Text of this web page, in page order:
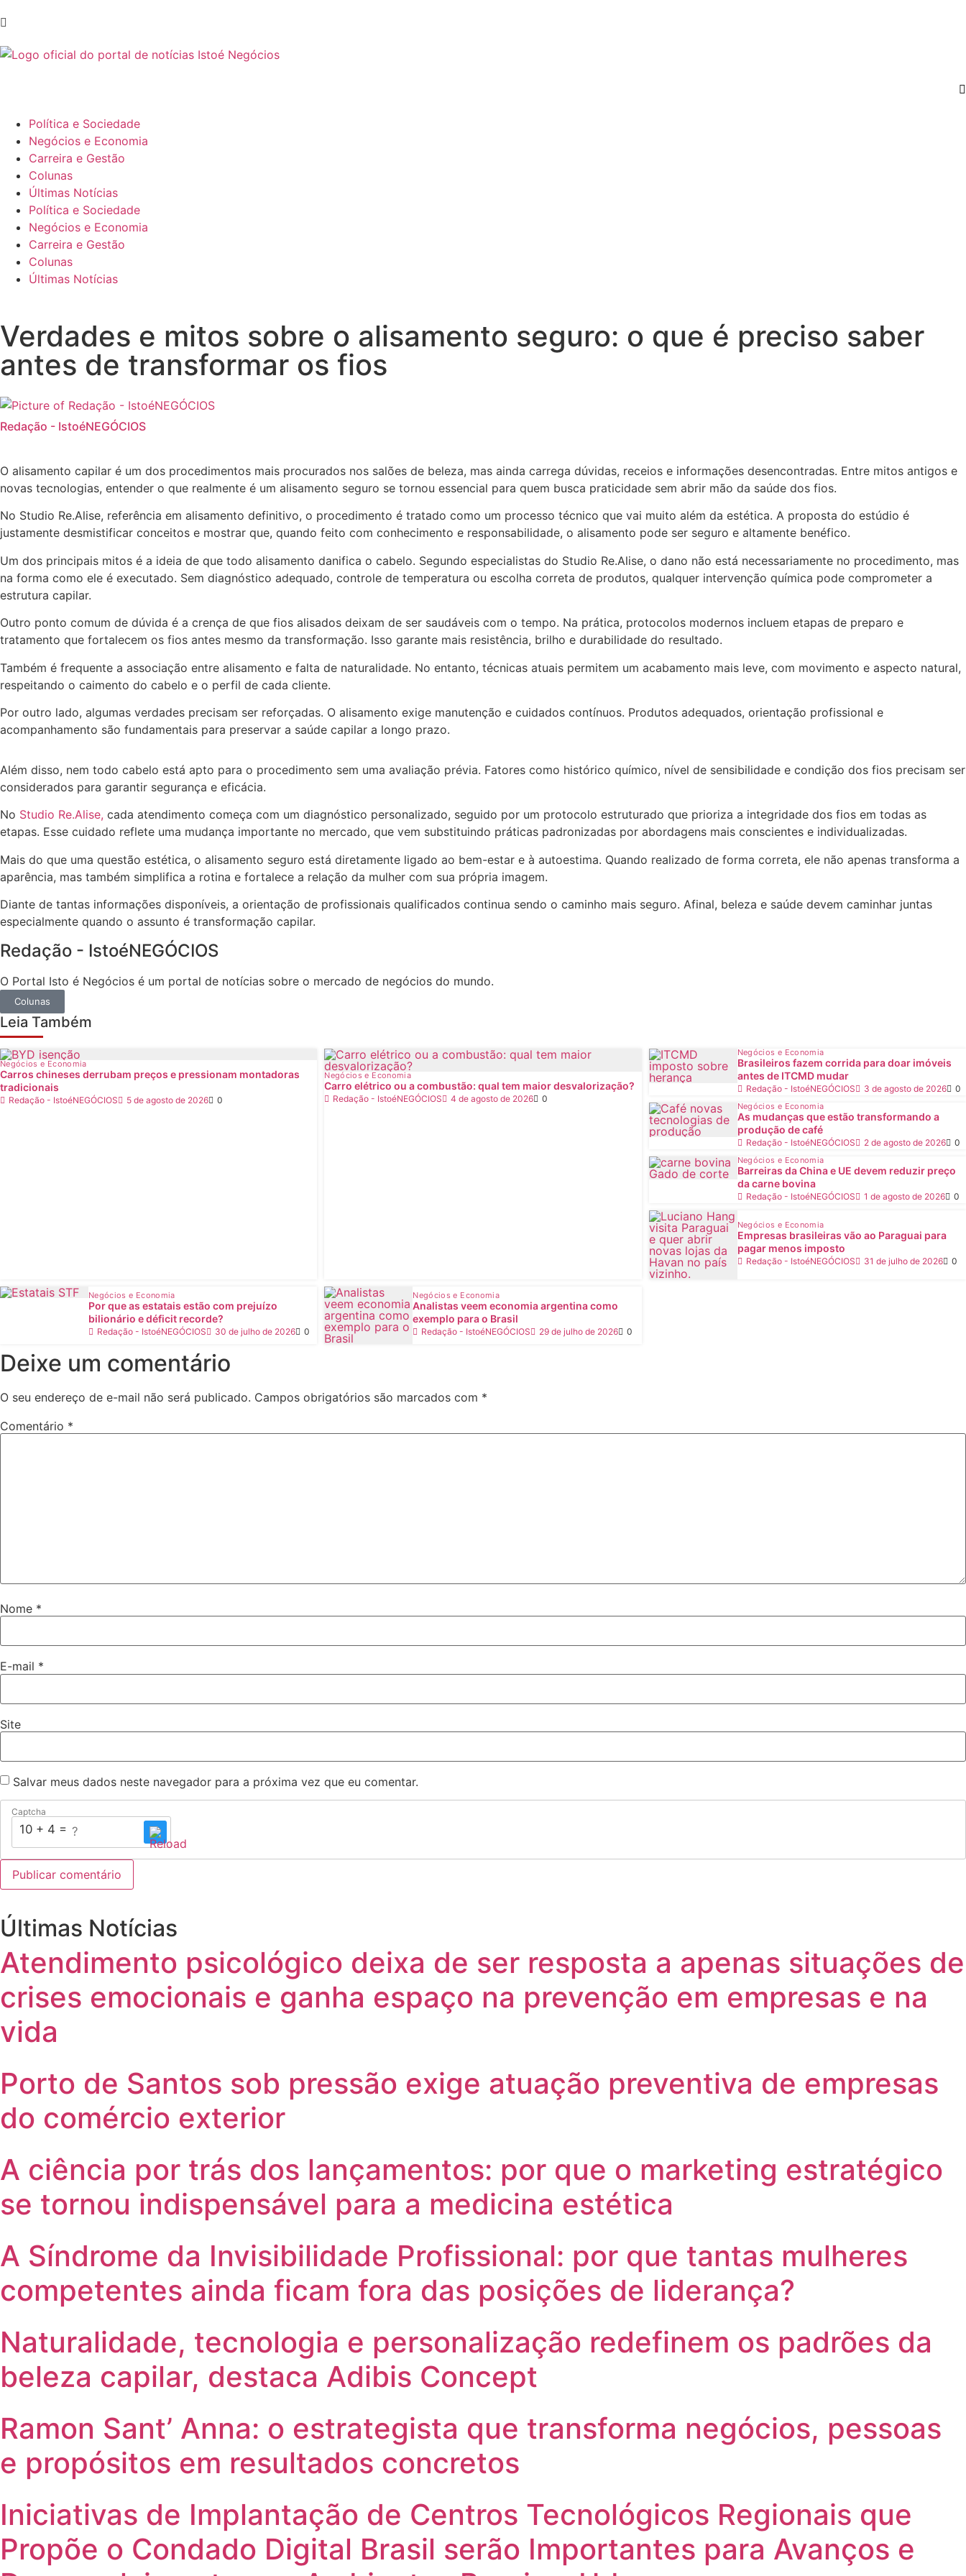
Política e Sociedade
Negócios e Economia
Carreira e Gestão
Colunas
Últimas Notícias
Política e Sociedade
Negócios e Economia
Carreira e Gestão
Colunas
Últimas Notícias
Verdades e mitos sobre o alisamento seguro: o que é preciso saber
antes de transformar os fios
Redação - IstoéNEGÓCIOS
O alisamento capilar é um dos procedimentos mais procurados nos salões de beleza, mas ainda carrega dúvidas, receios e informações desencontradas. Entre mitos antigos e
novas tecnologias, entender o que realmente é um alisamento seguro se tornou essencial para quem busca praticidade sem abrir mão da saúde dos fios.
No Studio Re.Alise, referência em alisamento definitivo, o procedimento é tratado como um processo técnico que vai muito além da estética. A proposta do estúdio é
justamente desmistificar conceitos e mostrar que, quando feito com conhecimento e responsabilidade, o alisamento pode ser seguro e altamente benéfico.
Um dos principais mitos é a ideia de que todo alisamento danifica o cabelo. Segundo especialistas do Studio Re.Alise, o dano não está necessariamente no procedimento, mas
na forma como ele é executado. Sem diagnóstico adequado, controle de temperatura ou escolha correta de produtos, qualquer intervenção química pode comprometer a
estrutura capilar.
Outro ponto comum de dúvida é a crença de que fios alisados deixam de ser saudáveis com o tempo. Na prática, protocolos modernos incluem etapas de preparo e
tratamento que fortalecem os fios antes mesmo da transformação. Isso garante mais resistência, brilho e durabilidade do resultado.
Também é frequente a associação entre alisamento e falta de naturalidade. No entanto, técnicas atuais permitem um acabamento mais leve, com movimento e aspecto natural,
respeitando o caimento do cabelo e o perfil de cada cliente.
Por outro lado, algumas verdades precisam ser reforçadas. O alisamento exige manutenção e cuidados contínuos. Produtos adequados, orientação profissional e
acompanhamento são fundamentais para preservar a saúde capilar a longo prazo.
Além disso, nem todo cabelo está apto para o procedimento sem uma avaliação prévia. Fatores como histórico químico, nível de sensibilidade e condição dos fios precisam ser
considerados para garantir segurança e eficácia.
No Studio Re.Alise, cada atendimento começa com um diagnóstico personalizado, seguido por um protocolo estruturado que prioriza a integridade dos fios em todas as
etapas. Esse cuidado reflete uma mudança importante no mercado, que vem substituindo práticas padronizadas por abordagens mais conscientes e individualizadas.
Mais do que uma questão estética, o alisamento seguro está diretamente ligado ao bem-estar e à autoestima. Quando realizado de forma correta, ele não apenas transforma a
aparência, mas também simplifica a rotina e fortalece a relação da mulher com sua própria imagem.
Diante de tantas informações disponíveis, a orientação de profissionais qualificados continua sendo o caminho mais seguro. Afinal, beleza e saúde devem caminhar juntas
especialmente quando o assunto é transformação capilar.
Redação - IstoéNEGÓCIOS
O Portal Isto é Negócios é um portal de notícias sobre o mercado de negócios do mundo.
Colunas
Leia Também
Negócios e Economia
Carros chineses derrubam preços e pressionam montadoras
tradicionais
Redação - IstoéNEGÓCIOS 5 de agosto de 2026 0
Negócios e Economia
Carro elétrico ou a combustão: qual tem maior desvalorização?
Redação - IstoéNEGÓCIOS 4 de agosto de 2026 0
Negócios e Economia
Brasileiros fazem corrida para doar imóveis
antes de ITCMD mudar
Redação - IstoéNEGÓCIOS 3 de agosto de 2026 0
Negócios e Economia
As mudanças que estão transformando a
produção de café
Redação - IstoéNEGÓCIOS 2 de agosto de 2026 0
Negócios e Economia
Barreiras da China e UE devem reduzir preço
da carne bovina
Redação - IstoéNEGÓCIOS 1 de agosto de 2026 0
Negócios e Economia
Empresas brasileiras vão ao Paraguai para
pagar menos imposto
Redação - IstoéNEGÓCIOS 31 de julho de 2026 0
Negócios e Economia
Por que as estatais estão com prejuízo
bilionário e déficit recorde?
Redação - IstoéNEGÓCIOS 30 de julho de 2026 0
Negócios e Economia
Analistas veem economia argentina como
exemplo para o Brasil
Redação - IstoéNEGÓCIOS 29 de julho de 2026 0
Deixe um comentário
O seu endereço de e-mail não será publicado. Campos obrigatórios são marcados com *
Comentário *
Nome *
E-mail *
Site
Salvar meus dados neste navegador para a próxima vez que eu comentar.
Captcha
10 + 4 = ?
Últimas Notícias
Atendimento psicológico deixa de ser resposta a apenas situações de
crises emocionais e ganha espaço na prevenção em empresas e na
vida
Porto de Santos sob pressão exige atuação preventiva de empresas
do comércio exterior
A ciência por trás dos lançamentos: por que o marketing estratégico
se tornou indispensável para a medicina estética
A Síndrome da Invisibilidade Profissional: por que tantas mulheres
competentes ainda ficam fora das posições de liderança?
Naturalidade, tecnologia e personalização redefinem os padrões da
beleza capilar, destaca Adibis Concept
Ramon Sant’ Anna: o estrategista que transforma negócios, pessoas
e propósitos em resultados concretos
Iniciativas de Implantação de Centros Tecnológicos Regionais que
Propõe o Condado Digital Brasil serão Importantes para Avanços e